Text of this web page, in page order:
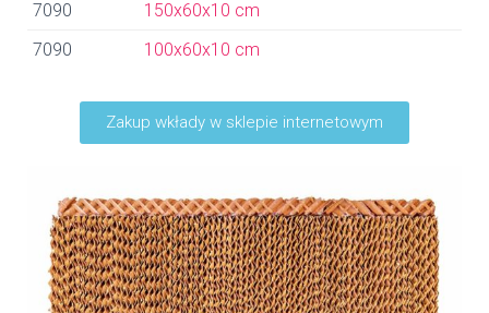
7090
150x60x10 cm
7090
100x60x10 cm
Zakup wkłady w sklepie internetowym